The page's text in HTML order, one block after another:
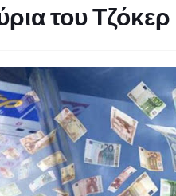
του Τζόκερ